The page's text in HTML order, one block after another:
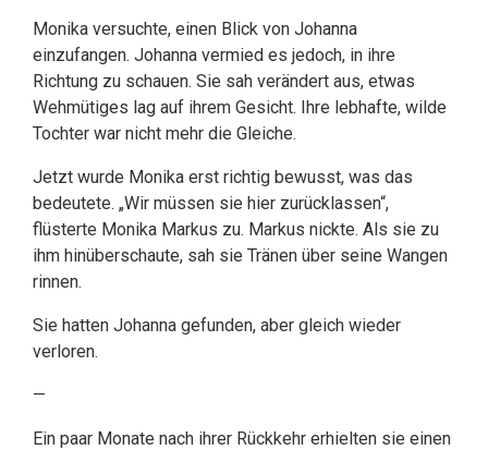
Monika versuchte, einen Blick von Johanna
einzufangen. Johanna vermied es jedoch, in ihre
Richtung zu schauen. Sie sah verändert aus, etwas
Wehmütiges lag auf ihrem Gesicht. Ihre lebhafte, wilde
Tochter war nicht mehr die Gleiche.
Jetzt wurde Monika erst richtig bewusst, was das
bedeutete. „Wir müssen sie hier zurücklassen“,
flüsterte Monika Markus zu. Markus nickte. Als sie zu
ihm hinüberschaute, sah sie Tränen über seine Wangen
rinnen.
Sie hatten Johanna gefunden, aber gleich wieder
verloren.
—
Ein paar Monate nach ihrer Rückkehr erhielten sie einen